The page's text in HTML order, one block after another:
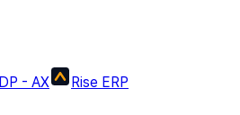
- AX Rise ERP